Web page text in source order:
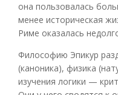
она пользовалась
менее историческая
Риме оказалась
Философию Эпикур
(каноника), физика
изучения логики —